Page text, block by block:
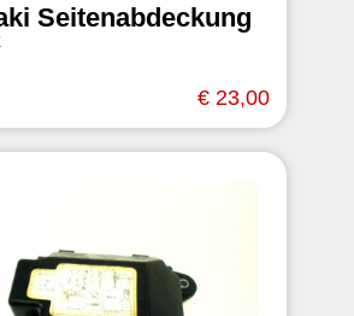
Seitenabdeckung
€ 23,00